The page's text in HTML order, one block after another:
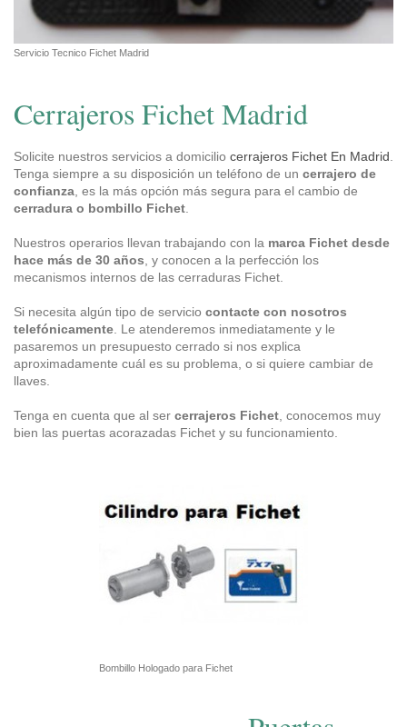
Servicio Tecnico Fichet Madrid
Cerrajeros Fichet Madrid
Solicite nuestros servicios a domicilio cerrajeros Fichet En Madrid
Tenga siempre a su disposición un teléfono de un cerrajero de
confianza , es la más opción más segura para el cambio de
cerradura o bombillo Fichet
Nuestros operarios llevan trabajando con la marca Fichet desde
hace más de 30 años , y conocen a la perfección los
mecanismos internos de las cerraduras Fichet.
Si necesita algún tipo de servicio contacte con nosotros
telefónicamente . Le atenderemos inmediatamente y le
pasaremos un presupuesto cerrado si nos explica
aproximadamente cuál es su problema, o si quiere cambiar de
llaves.
Tenga en cuenta que al ser cerrajeros Fichet , conocemos muy
bien las puertas acorazadas Fichet y su funcionamiento.
Bombillo Hologado para Fichet